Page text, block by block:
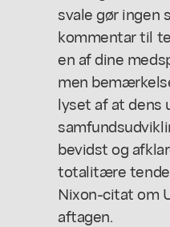
svale gør ingen
kommentar til
en af dine
men
lyset af at dens
bevidst og
totalitære
Nixon-citat om
aftagen.